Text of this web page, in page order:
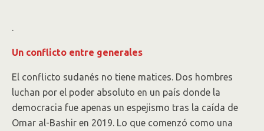
.
Un conflicto entre generales
El conflicto sudanés no tiene matices. Dos hombres
luchan por el poder absoluto en un país donde la
democracia fue apenas un espejismo tras la caída de
Omar al-Bashir en 2019. Lo que comenzó como una